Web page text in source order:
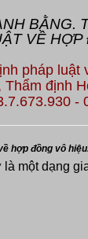
BẰNG.
VỀ
pháp luật
Thẩm định
-
hợp đồng vô
là một dạng